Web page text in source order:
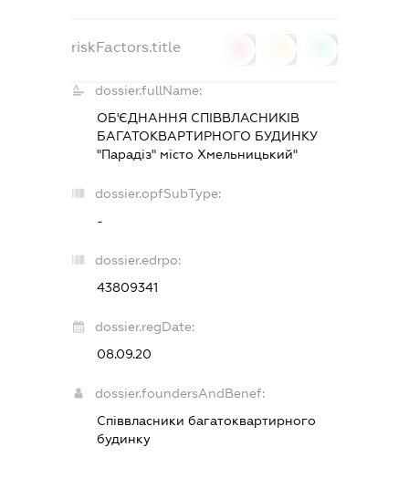
riskFactors.title
dossier.fullName:
ОБ'ЄДНАННЯ СПІВВЛАСНИКІВ
БАГАТОКВАРТИРНОГО БУДИНКУ
"Парадіз" місто Хмельницький"
dossier.opfSubType:
-
dossier.edrpo:
43809341
dossier.regDate:
08.09.20
dossier.foundersAndBenef:
Співвласники багатоквартирного
будинку